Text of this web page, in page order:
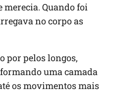
merecia. Quando foi
no corpo as
por pelos longos,
uma camada
os movimentos mais